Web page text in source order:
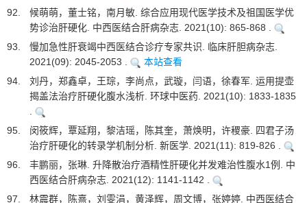
92.
候萌萌，董士铭，南月敏. 综合应用现代医学技术及祖国医学优
势诊治肝硬化. 中西医结合肝病杂志. 2021(10): 865-868 .
93.
慢加急性肝衰竭中西医结合诊疗专家共识. 临床肝胆病杂志.
2021(09): 2045-2053 .
本站查看
94.
刘丹，郑鑫卓，王琮，李尚点，武璇，闫语，徐春军. 运用提壶
揭盖法治疗肝硬化腹水浅析. 环球中医药. 2021(10): 1833-1835
.
95.
闵筱辉，覃延翔，黎洁瑶，陈其奎，萧焕明，许稷豪. 四君子汤
治疗肝硬化的转录学机制分析. 新医学. 2021(11): 819-826 .
96.
丰鹏丽，张琳. 升降散治疗酒精性肝硬化并发难治性腹水1例. 中
西医结合肝病杂志. 2021(12): 1141-1142 .
97.
林震群，陈熹，刘雯涓，黄泽辉，周文博，张婷婷. 中西医结合